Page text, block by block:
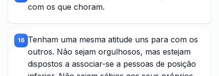
com os que choram.
16 Tenham uma mesma atitude uns para com os
outros. Não sejam orgulhosos, mas estejam
dispostos a associar-se a pessoas de posição